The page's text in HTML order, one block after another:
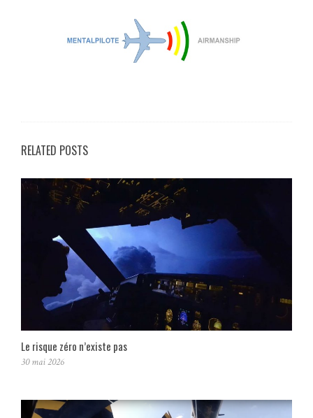
RELATED POSTS
Le risque zéro n’existe pas
30 mai 2026